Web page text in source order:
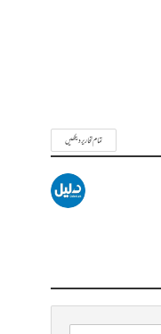
تمام تحاریر دیکھیں